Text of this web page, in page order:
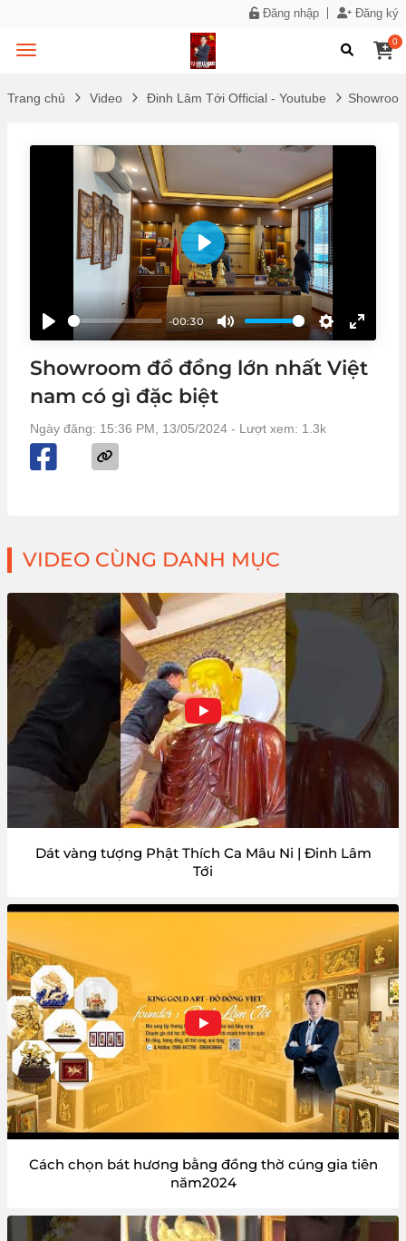
Đăng nhập Đăng ký
0
Trang chủ Video Đinh Lâm Tới Official - Youtube
Play
-00:30
Mute Settings
Enter
Play
Showroom đồ đồng lớn nhất Việt
nam có gì đặc biệt
Ngày đăng: 15:36 PM, 13/05/2024 - Lượt xem: 1.3k
VIDEO CÙNG DANH MỤC
Dát vàng tượng Phật Thích Ca Mâu Ni | Đinh Lâm
Tới
Cách chọn bát hương bằng đồng thờ cúng gia tiên
năm2024